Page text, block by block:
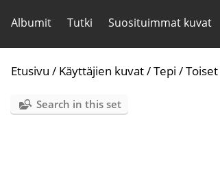
Albumit Tutki Suosituimmat kuvat
Etusivu / Käyttäjien kuvat/Tepi /
Search in this set